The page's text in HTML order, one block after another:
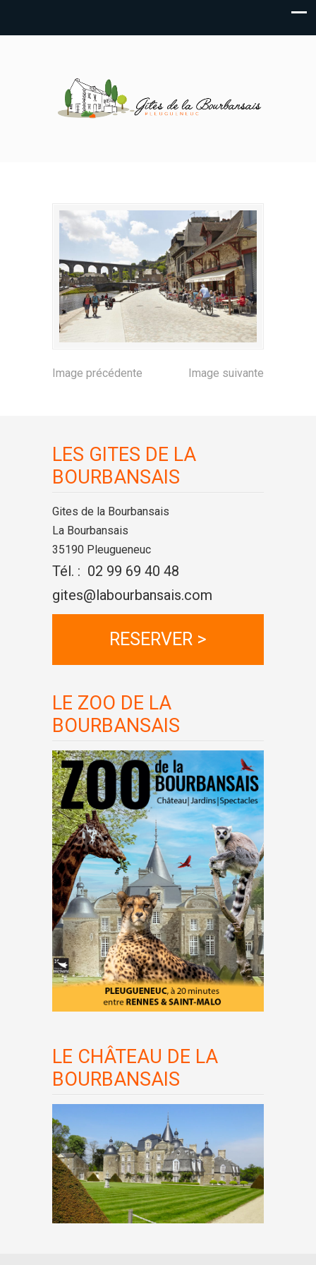
Image précédente Image suivante
LES GITES DE LA
BOURBANSAIS
Gites de la Bourbansais
La Bourbansais
35190 Pleugueneuc
Tél. : 02 99 69 40 48
gites@labourbansais.com
RESERVER >
LE ZOO DE LA
BOURBANSAIS
LE CHÂTEAU DE LA
BOURBANSAIS